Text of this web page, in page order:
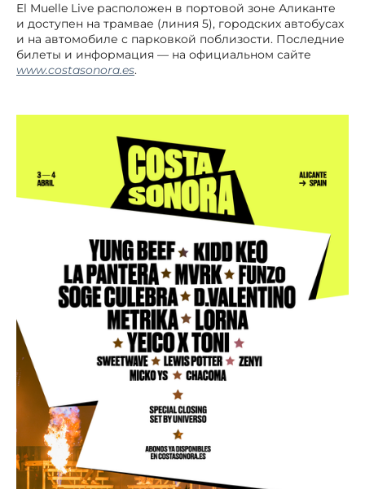
El Muelle Live расположен в портовой зоне Аликанте
и доступен на трамвае (линия 5), городских автобусах
и на автомобиле с парковкой поблизости. Последние
билеты и информация — на официальном сайте
www.costasonora.es.